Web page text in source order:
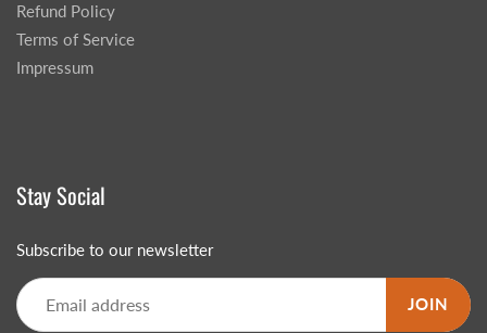
Refund Policy
Terms of Service
Impressum
Stay Social
Subscribe to our newsletter
JOIN